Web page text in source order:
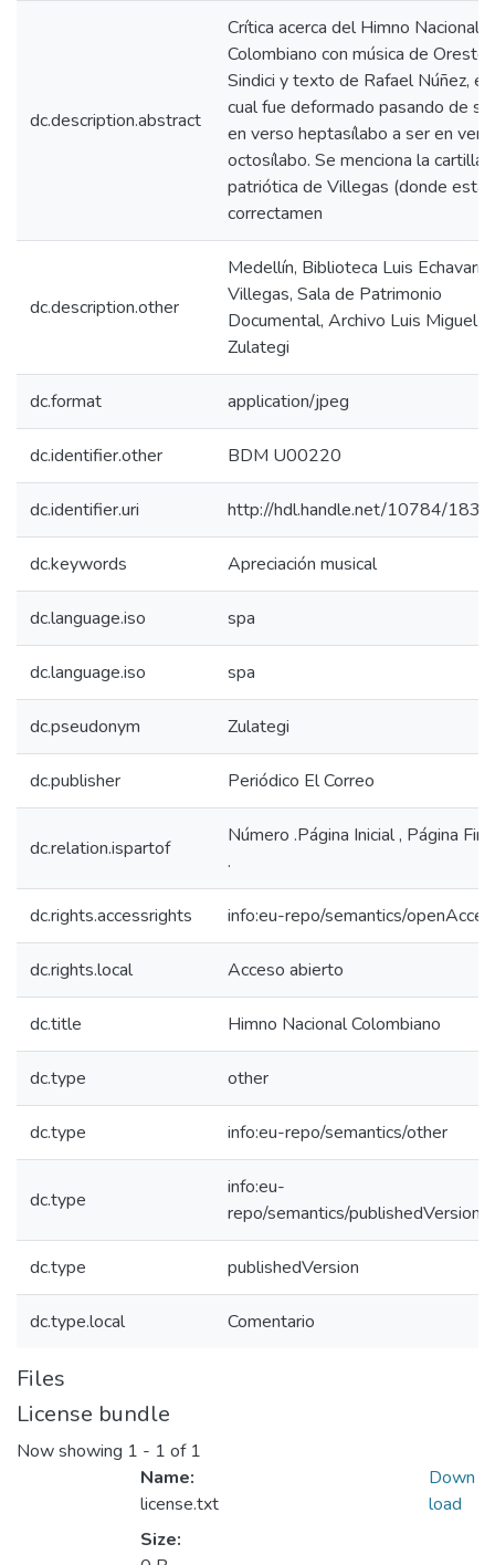
dc.description.abstract
Crítica acerca del Himno Nacional
Colombiano con música de Orestes
Sindici y texto de Rafael Núñez, el
cual fue deformado pasando de
en verso heptasílabo a ser en
octosílabo. Se menciona la cartilla
patriótica de Villegas (donde está
correctamen
dc.description.other
Medellín, Biblioteca Luis Echavarría
Villegas, Sala de Patrimonio
Documental, Archivo Luis Miguel
Zulategi
dc.format application/jpeg
dc.identifier.other BDM U00220
dc.identifier.uri http://hdl.handle.net/10784/
dc.keywords Apreciación musical
dc.language.iso spa
dc.language.iso spa
dc.pseudonym Zulategi
dc.publisher Periódico El Correo
dc.relation.ispartof
Número .Página Inicial , Página
.
dc.rights.accessrights info:eu-repo/semantics/
dc.rights.local Acceso abierto
dc.title Himno Nacional Colombiano
dc.type other
dc.type info:eu-repo/semantics/other
dc.type
info:eu-
repo/semantics/publishedVersion
dc.type publishedVersion
dc.type.local Comentario
Files
License bundle
Now showing 1 - 1 of 1
Name:
license.txt
Size:
Down
load